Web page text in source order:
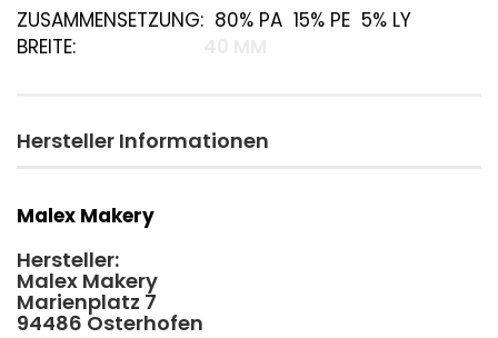
ZUSAMMENSETZUNG: 80% PA 15% PE 5% LY
BREITE:
Hersteller Informationen
Malex Makery
Hersteller:
Malex Makery
Marienplatz 7
94486 Osterhofen